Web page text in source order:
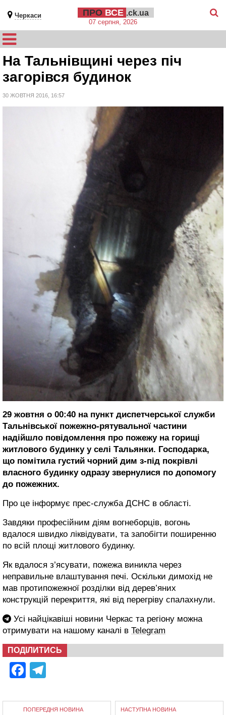
Черкаси ПРО ВСЕ .ck.ua
07 серпня, 2026
На Тальнівщині через піч
загорівся будинок
30 ЖОВТНЯ 2016, 16:57
29 жовтня о 00:40 на пункт диспетчерської служби
Тальнівської пожежно-рятувальної частини
надійшло повідомлення про пожежу на горищі
житлового будинку у селі Тальянки. Господарка,
що помітила густий чорний дим з-під покрівлі
власного будинку одразу звернулися по допомогу
до пожежних.
Про це інформує прес-служба ДСНС в області.
Завдяки професійним діям вогнеборців, вогонь
вдалося швидко ліквідувати, та запобігти поширенню
по всій площі житлового будинку.
Як вдалося з’ясувати, пожежа виникла через
неправильне влаштування печі. Оскільки димохід не
мав протипожежної розділки від дерев’яних
конструкцій перекриття, які від перегріву спалахнули.
Усі найцікавіші новини Черкас та регіону можна
отримувати на нашому каналі в Telegram
ПОДІЛИТИСЬ
Facebook
ПОПЕРЕДНЯ НОВИНА НАСТУПНА НОВИНА